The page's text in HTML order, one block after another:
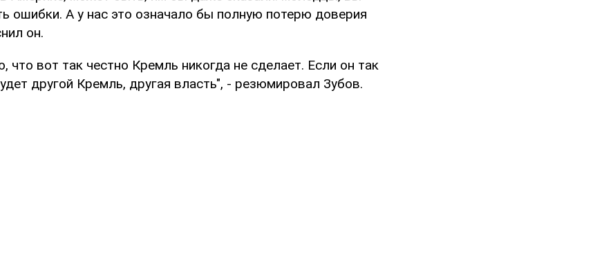
ошибки. А у нас это означало бы полную потерю доверия
он.
что вот так честно Кремль никогда не сделает. Если он так
другой Кремль, другая власть", - резюмировал Зубов.